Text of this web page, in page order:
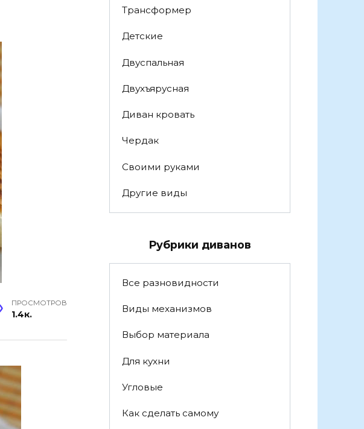
ПРОСМОТРОВ
1.4к.
Трансформер
Детские
Двуспальная
Двухъярусная
Диван кровать
Чердак
Своими руками
Другие виды
Рубрики диванов
Все разновидности
Виды механизмов
Выбор материала
Для кухни
Угловые
Как сделать самому